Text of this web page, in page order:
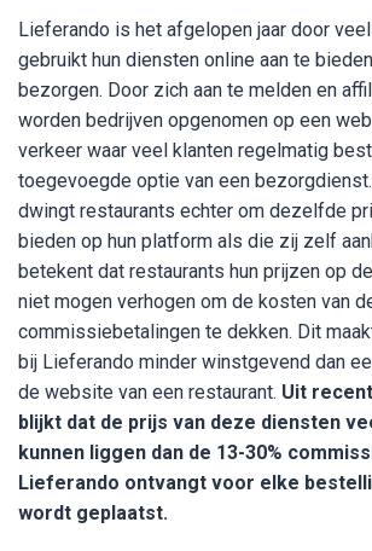
Lieferando is het afgelopen jaar door
gebruikt hun diensten online aan te
bezorgen. Door zich aan te melden en
worden bedrijven opgenomen op een
verkeer waar veel klanten regelmatig
toegevoegde optie van een
dwingt restaurants echter om dezelfde
bieden op hun platform als die zij zelf
betekent dat restaurants hun prijzen op
niet mogen verhogen om de kosten van
commissiebetalingen te dekken. Dit
bij Lieferando minder winstgevend dan
de website van een restaurant. Uit
blijkt dat de prijs van deze diensten
kunnen liggen dan de 13-30%
Lieferando ontvangt voor elke
wordt geplaatst.